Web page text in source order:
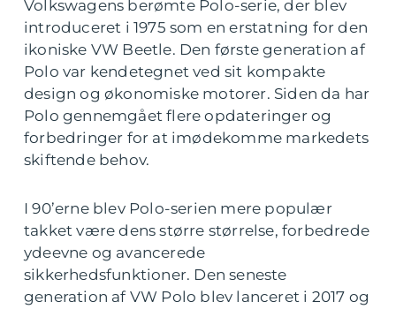
Volkswagens berømte Polo-serie, der blev
introduceret i 1975 som en erstatning for den
ikoniske VW Beetle. Den første generation af
Polo var kendetegnet ved sit kompakte
design og økonomiske motorer. Siden da har
Polo gennemgået flere opdateringer og
forbedringer for at imødekomme markedets
skiftende behov.
I 90’erne blev Polo-serien mere populær
takket være dens større størrelse, forbedrede
ydeevne og avancerede
sikkerhedsfunktioner. Den seneste
generation af VW Polo blev lanceret i 2017 og